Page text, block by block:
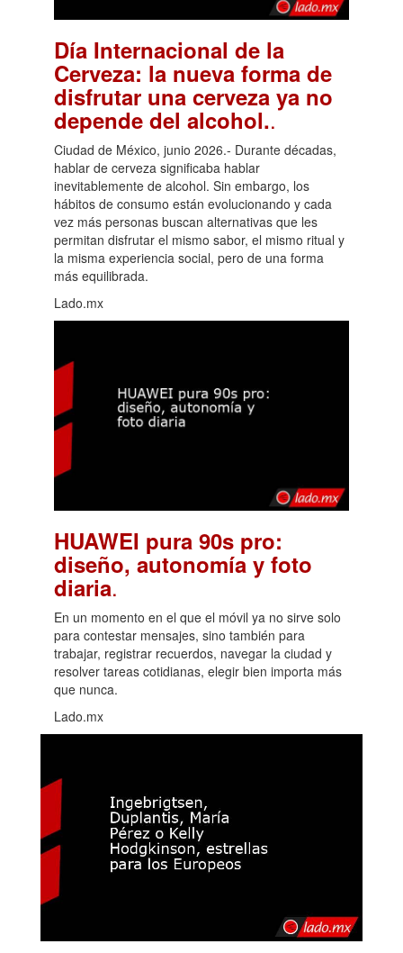
Día Internacional de la
Cerveza: la nueva forma de
disfrutar una cerveza ya no
depende del alcohol..
Ciudad de México, junio 2026.- Durante décadas,
hablar de cerveza significaba hablar
inevitablemente de alcohol. Sin embargo, los
hábitos de consumo están evolucionando y cada
vez más personas buscan alternativas que les
permitan disfrutar el mismo sabor, el mismo ritual y
la misma experiencia social, pero de una forma
más equilibrada.
Lado.mx
HUAWEI pura 90s pro:
diseño, autonomía y foto
diaria.
En un momento en el que el móvil ya no sirve solo
para contestar mensajes, sino también para
trabajar, registrar recuerdos, navegar la ciudad y
resolver tareas cotidianas, elegir bien importa más
que nunca.
Lado.mx